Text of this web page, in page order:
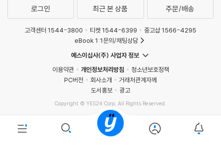
로그인 최근 본 상품 주문/배송
고객센터 1544-3800 티켓 1544-6399
중고샵 1566-4295
eBook 1:1문의/채팅상담
예스이십사(주) 사업자 정보
이용약관
개인정보처리방침
청소년보호정책
PC버전
회사소개
거래처관계자께
도서홍보
광고
Copyright © YES24 Corp. All Rights Reserved.